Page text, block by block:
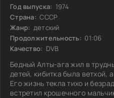
Год выпуска: 1974
Страна: СССР
Жанр: детский
Продолжительность: 01:06
Качество: DVB
Бедный Алты-ага жил в
детей, кибитка была ветхой,
Его жизнь текла тихо и
встретил крошечного